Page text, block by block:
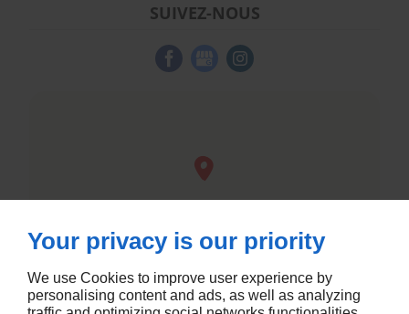
SUIVEZ-NOUS
Your privacy is our priority
We use Cookies to improve user experience by
personalising content and ads, as well as analyzing